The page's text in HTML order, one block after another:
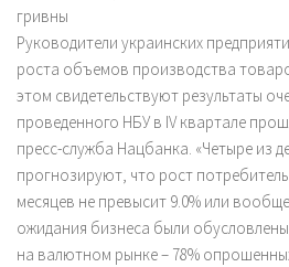
гривны
Руководители украинских
роста объемов производства
этом свидетельствуют результаты
проведенного НБУ в IV квартале
пресс-служба Нацбанка. «Четыре из
прогнозируют, что рост
месяцев не превысит 9.0% или
ожидания бизнеса были
на валютном рынке – 78%